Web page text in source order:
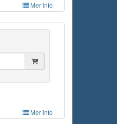
Mer info
Mer info